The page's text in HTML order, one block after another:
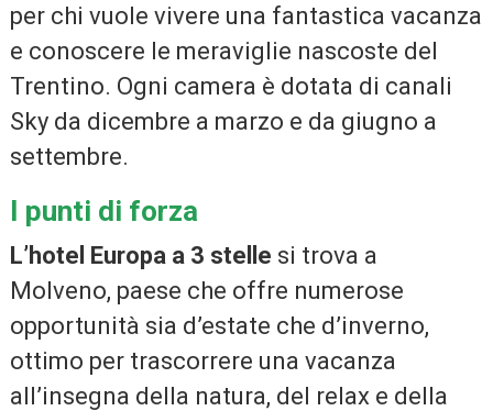
per chi vuole vivere una fantastica vacanza
e conoscere le meraviglie nascoste del
Trentino. Ogni camera è dotata di canali
Sky da dicembre a marzo e da giugno a
settembre.
I punti di forza
L’hotel Europa a 3 stelle si trova a
Molveno, paese che offre numerose
opportunità sia d’estate che d’inverno,
ottimo per trascorrere una vacanza
all’insegna della natura, del relax e della